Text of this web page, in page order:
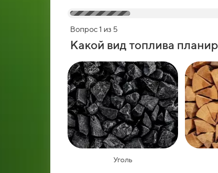
Вопрос 1 из 5
Какой вид топлива
Уголь